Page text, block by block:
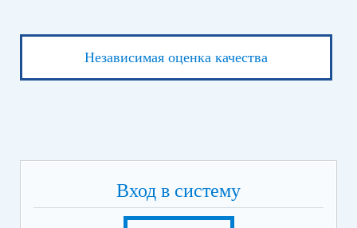
Независимая оценка качества
Вход в систему